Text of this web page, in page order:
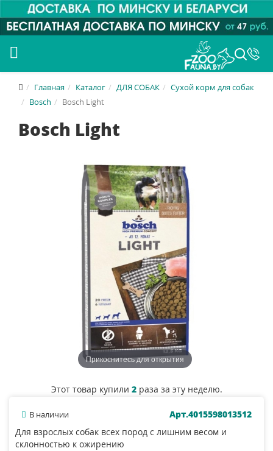
Главная Каталог ДЛЯ СОБАК
Сухой корм для собак
Bosch
Bosch Light
Bosch Light
Прикоснитесь для открытия
Этот товар купили 2раза за эту неделю.
В наличии
Арт.4015598013512
Для взрослых собак всех пород с лишним весом и
склонностью к ожирению